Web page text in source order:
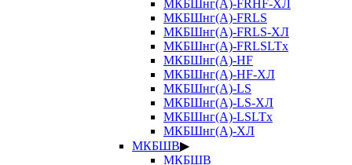
МКБШнг(А)-FRHF-ХЛ
МКБШнг(А)-FRLS
МКБШнг(А)-FRLS-ХЛ
МКБШнг(А)-FRLSLTx
МКБШнг(А)-HF
МКБШнг(А)-HF-ХЛ
МКБШнг(А)-LS
МКБШнг(А)-LS-ХЛ
МКБШнг(А)-LSLTx
МКБШнг(А)-ХЛ
МКБШВ▶
МКБШВ